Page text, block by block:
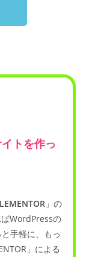
トを作っ
」の
ばWordPressの
手軽に、もっ
」による